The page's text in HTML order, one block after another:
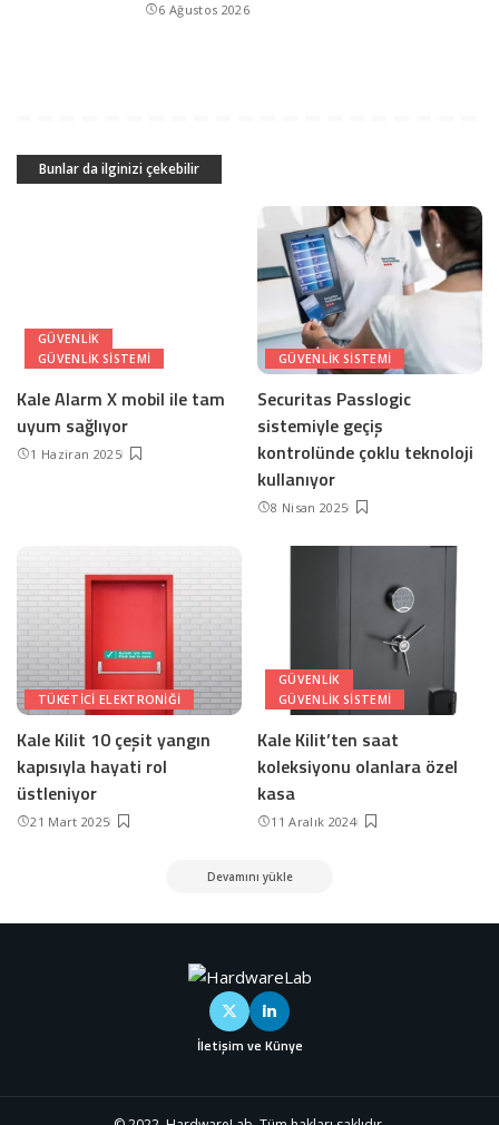
6 Ağustos 2026
Bunlar da ilginizi çekebilir
GÜVENLIK
GÜVENLIK SISTEMI
Kale Alarm X mobil ile tam
uyum sağlıyor
1 Haziran 2025
GÜVENLIK SISTEMI
Securitas Passlogic
sistemiyle geçiş
kontrolünde çoklu teknoloji
kullanıyor
8 Nisan 2025
TÜKETICI ELEKTRONIĞI
Kale Kilit 10 çeşit yangın
kapısıyla hayati rol
üstleniyor
21 Mart 2025
GÜVENLIK
GÜVENLIK SISTEMI
Kale Kilit’ten saat
koleksiyonu olanlara özel
kasa
11 Aralık 2024
Devamını yükle
İletişim ve Künye